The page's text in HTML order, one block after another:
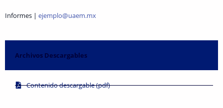
Informes | ejemplo@uaem.mx
Archivos Descargables
Contenido descargable (pdf)